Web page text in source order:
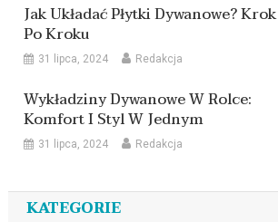
Jak Układać Płytki Dywanowe? Krok
Po Kroku
31 lipca, 2024 Redakcja
Wykładziny Dywanowe W Rolce:
Komfort I Styl W Jednym
31 lipca, 2024 Redakcja
KATEGORIE